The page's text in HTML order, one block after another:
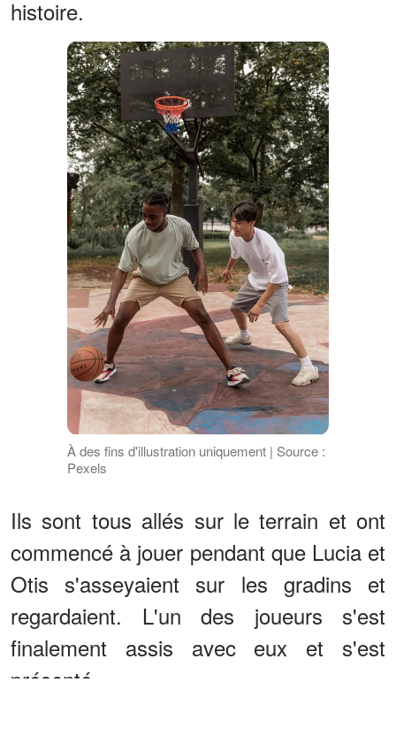
histoire.
À des fins d'illustration uniquement | Source :
Pexels
Ils sont tous allés sur le terrain et ont
commencé à jouer pendant que Lucia et
Otis s'asseyaient sur les gradins et
regardaient. L'un des joueurs s'est
finalement assis avec eux et s'est
présenté.